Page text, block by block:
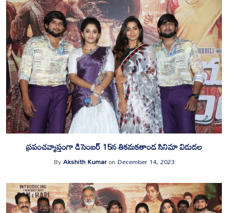
ప్రపంచవ్యాప్తంగా డిసెంబర్ 15న తికమకతాండ సినిమా విడుదల
ByAkshith KumaronDecember 14, 2023